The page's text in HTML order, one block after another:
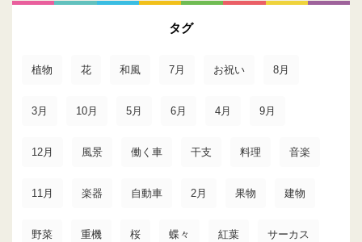
タグ
植物 花 和風 7月 お祝い 8月
3月 10月 5月 6月 4月 9月
12月 風景 働く車 干支 料理 音楽
11月 楽器 自動車 2月 果物 建物
野菜 重機 桜 蝶々 紅葉 サーカス